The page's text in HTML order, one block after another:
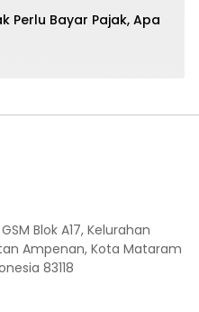
Perlu Bayar Pajak, Apa
Blok A17, Kelurahan
Ampenan, Kota Mataram
83118